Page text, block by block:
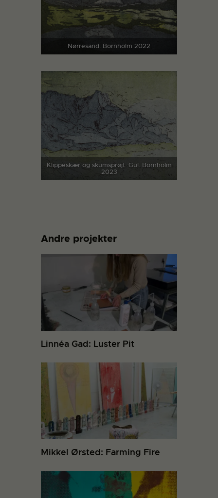
Nørresand. Bornholm 2022
Klippeskær og skumsprøjt. Gul. Bornholm
2023
Andre projekter
Linnéa Gad: Luster Pit
Mikkel Ørsted: Farming Fire